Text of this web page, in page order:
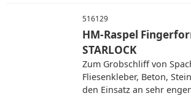
516129
HM-Raspel
STARLOCK
Zum Grobschliff von
Fliesenkleber, Beton,
den Einsatz an sehr